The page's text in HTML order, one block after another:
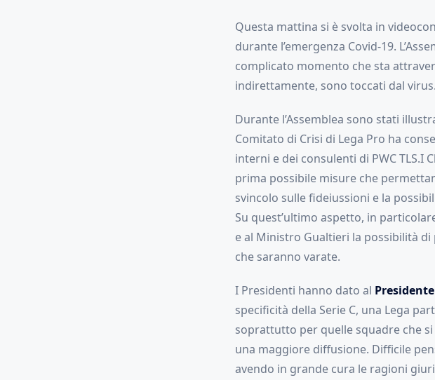
Questa mattina si è svolta in
durante l’emergenza Covid-19.
complicato momento che sta
indirettamente, sono toccati dal virus.
Durante l’Assemblea sono stati
Comitato di Crisi di Lega Pro ha
interni e dei consulenti di PWC
prima possibile misure che
svincolo sulle fideiussioni e la
Su quest’ultimo aspetto, in
e al Ministro Gualtieri la possibilità
che saranno varate.
I Presidenti hanno dato al
specificità della Serie C, una Lega
soprattutto per quelle squadre che
una maggiore diffusione. Difficile
avendo in grande cura le ragioni